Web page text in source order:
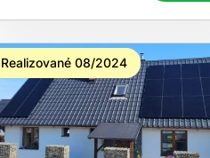
Realizované 08/2024